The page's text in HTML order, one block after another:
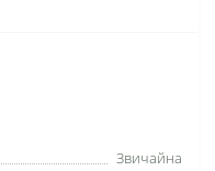
Звичайна